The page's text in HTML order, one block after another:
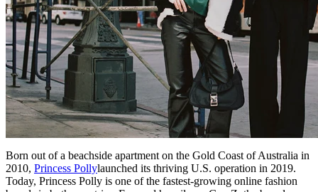
Born out of a beachside apartment on the Gold Coast of Australia in
2010, Princess Pollylaunched its thriving U.S. operation in 2019.
Today, Princess Polly is one of the fastest-growing online fashion